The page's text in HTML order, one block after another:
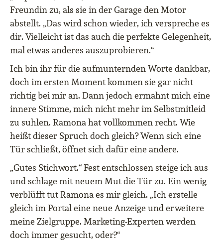
Freundin zu, als sie in der Garage den Motor
abstellt. „Das wird schon wieder, ich verspreche es
dir. Vielleicht ist das auch die perfekte Gelegenheit,
mal etwas anderes auszuprobieren.“
Ich bin ihr für die aufmunternden Worte dankbar,
doch im ersten Moment kommen sie gar nicht
richtig bei mir an. Dann jedoch ermahnt mich eine
innere Stimme, mich nicht mehr im Selbstmitleid
zu suhlen. Ramona hat vollkommen recht. Wie
heißt dieser Spruch doch gleich? Wenn sich eine
Tür schließt, öffnet sich dafür eine andere.
„Gutes Stichwort.“ Fest entschlossen steige ich aus
und schlage mit neuem Mut die Tür zu. Ein wenig
verblüfft tut Ramona es mir gleich. „Ich erstelle
gleich im Portal eine neue Anzeige und erweitere
meine Zielgruppe. Marketing-Experten werden
doch immer gesucht, oder?“